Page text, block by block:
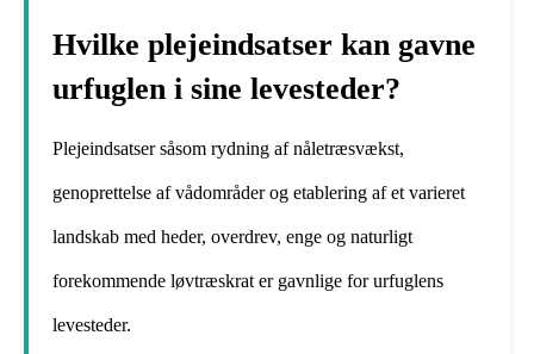
Hvilke plejeindsatser kan gavne
urfuglen i sine levesteder?
Plejeindsatser såsom rydning af nåletræsvækst,
genoprettelse af vådområder og etablering af et varieret
landskab med heder, overdrev, enge og naturligt
forekommende løvtræskrat er gavnlige for urfuglens
levesteder.